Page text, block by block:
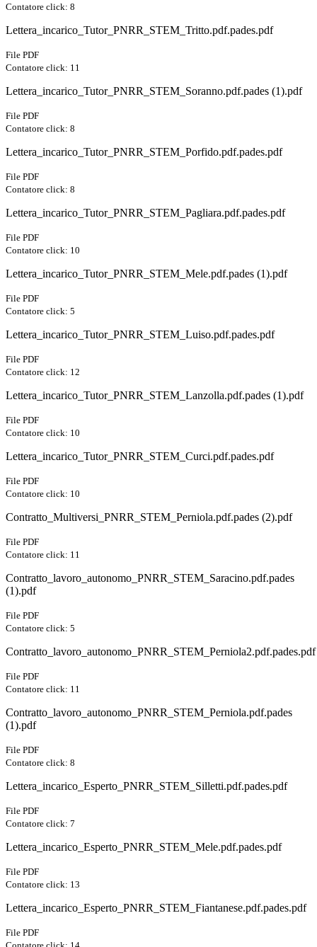
Contatore click: 8
Lettera_incarico_Tutor_PNRR_STEM_Tritto.pdf.pades.pdf
File PDF
Contatore click: 11
Lettera_incarico_Tutor_PNRR_STEM_Soranno.pdf.pades (1).pdf
File PDF
Contatore click: 8
Lettera_incarico_Tutor_PNRR_STEM_Porfido.pdf.pades.pdf
File PDF
Contatore click: 8
Lettera_incarico_Tutor_PNRR_STEM_Pagliara.pdf.pades.pdf
File PDF
Contatore click: 10
Lettera_incarico_Tutor_PNRR_STEM_Mele.pdf.pades (1).pdf
File PDF
Contatore click: 5
Lettera_incarico_Tutor_PNRR_STEM_Luiso.pdf.pades.pdf
File PDF
Contatore click: 12
Lettera_incarico_Tutor_PNRR_STEM_Lanzolla.pdf.pades (1).pdf
File PDF
Contatore click: 10
Lettera_incarico_Tutor_PNRR_STEM_Curci.pdf.pades.pdf
File PDF
Contatore click: 10
Contratto_Multiversi_PNRR_STEM_Perniola.pdf.pades (2).pdf
File PDF
Contatore click: 11
Contratto_lavoro_autonomo_PNRR_STEM_Saracino.pdf.pades
(1).pdf
File PDF
Contatore click: 5
Contratto_lavoro_autonomo_PNRR_STEM_Perniola2.pdf.pades.pdf
File PDF
Contatore click: 11
Contratto_lavoro_autonomo_PNRR_STEM_Perniola.pdf.pades
(1).pdf
File PDF
Contatore click: 8
Lettera_incarico_Esperto_PNRR_STEM_Silletti.pdf.pades.pdf
File PDF
Contatore click: 7
Lettera_incarico_Esperto_PNRR_STEM_Mele.pdf.pades.pdf
File PDF
Contatore click: 13
Lettera_incarico_Esperto_PNRR_STEM_Fiantanese.pdf.pades.pdf
File PDF